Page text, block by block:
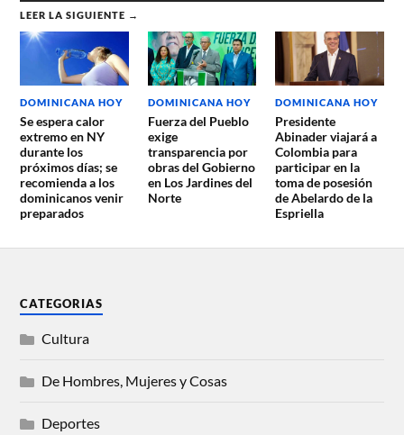
LEER LA SIGUIENTE →
DOMINICANA HOY
Se espera calor
extremo en NY
durante los
próximos días; se
recomienda a los
dominicanos venir
preparados
DOMINICANA HOY
Fuerza del Pueblo
exige
transparencia por
obras del Gobierno
en Los Jardines del
Norte
DOMINICANA HOY
Presidente
Abinader viajará a
Colombia para
participar en la
toma de posesión
de Abelardo de la
Espriella
CATEGORIAS
Cultura
De Hombres, Mujeres y Cosas
Deportes